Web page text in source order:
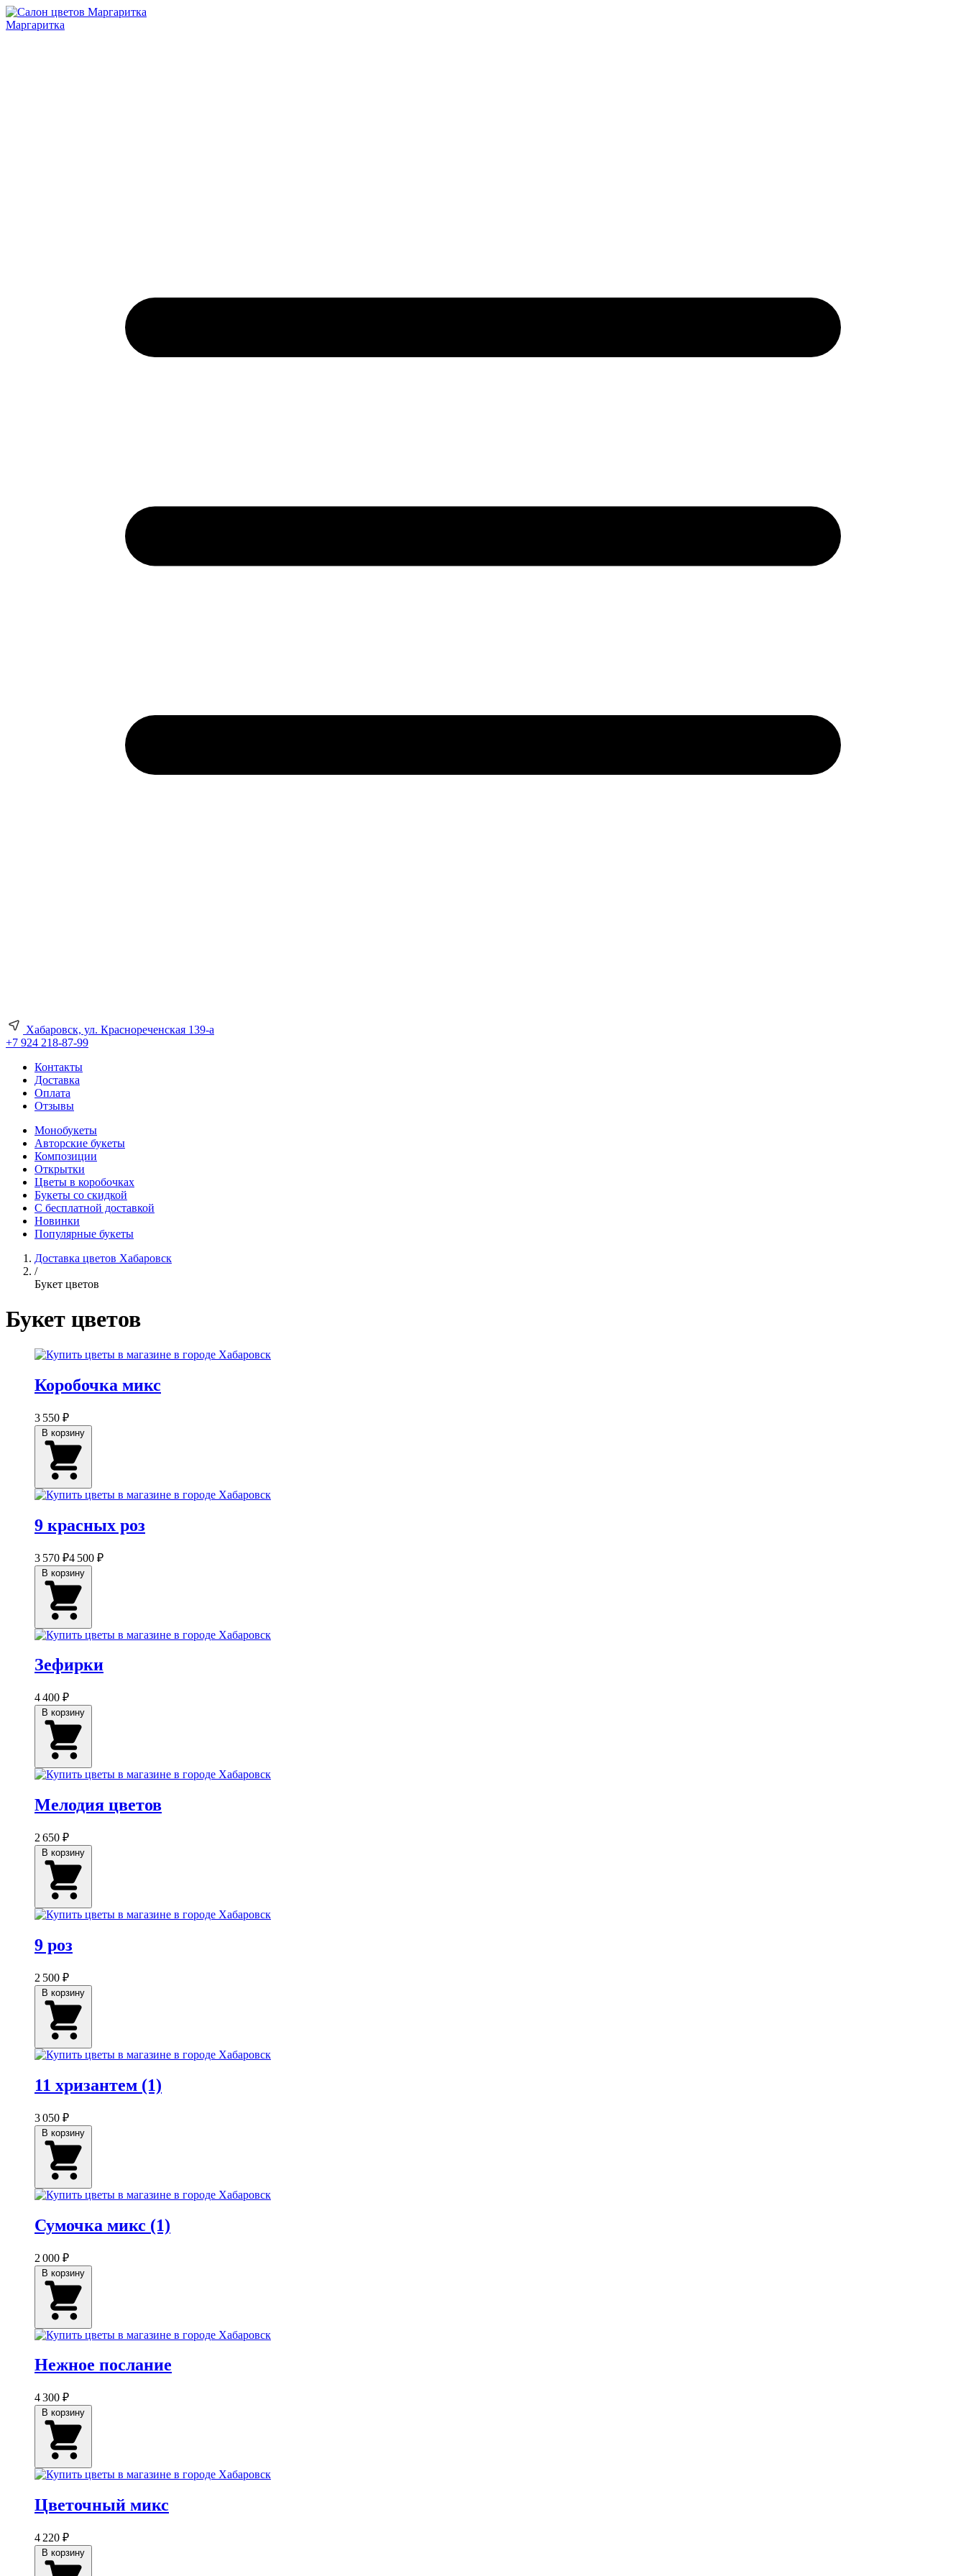
Маргаритка
Хабаровск, ул. Краснореченская 139-а
+7 924 218-87-99
Контакты
Доставка
Оплата
Отзывы
Монобукеты
Авторские букеты
Композиции
Открытки
Цветы в коробочках
Букеты со скидкой
С бесплатной доставкой
Новинки
Популярные букеты
Доставка цветов Хабаровск
/
Букет цветов
Букет цветов
Коробочка микс
3 550 ₽
9 красных роз
3 570 ₽4 500 ₽
Зефирки
4 400 ₽
Мелодия цветов
2 650 ₽
9 роз
2 500 ₽
11 хризантем (1)
3 050 ₽
Сумочка микс (1)
2 000 ₽
Нежное послание
4 300 ₽
Цветочный микс
4 220 ₽